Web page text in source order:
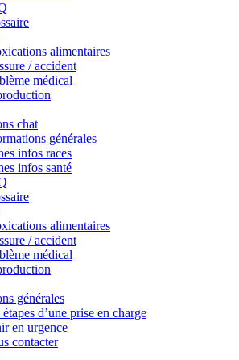
alimentaires
/ accident
médical
chat
générales
infos races
infos santé
alimentaires
/ accident
médical
générales
d’une prise en charge
en urgence
contacter